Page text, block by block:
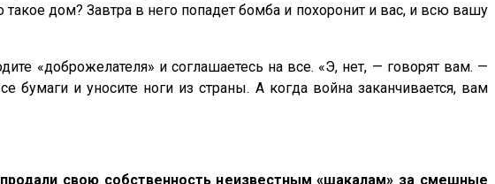
дом? Завтра в него попадет бомба и похоронит и вас, и всю вашу
«доброжелателя» и соглашаетесь на все. «Э, нет, — говорят вам. —
и уносите ноги из страны. А когда война заканчивается, вам
свою собственность неизвестным «шакалам» за смешные